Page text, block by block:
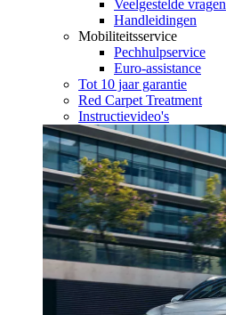
Veelgestelde vragen
Handleidingen
Mobiliteitsservice
Pechhulpservice
Euro-assistance
Tot 10 jaar garantie
Red Carpet Treatment
Instructievideo's